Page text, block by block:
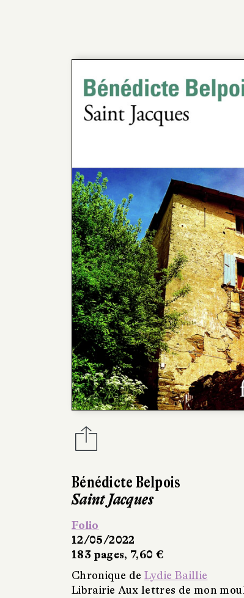
Bénédicte Belpois
Saint Jacques
Folio
12/05/2022
183 pages, 7,60 €
Chronique de Lydie Baillie
Librairie Aux lettres de mon